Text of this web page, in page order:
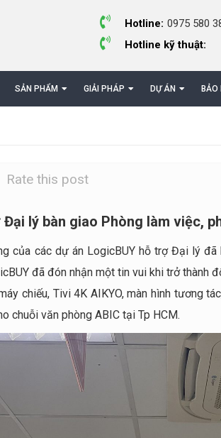
Hotline: 0975 580
Hotline kỹ thuật:
SẢN PHẨM GIẢI PHÁP DỰ ÁN BẢO
Rate this post
lý bàn giao Phòng làm việc,
của các dự án LogicBUY hỗ trợ Đại lý đã
đã đón nhận một tin vui khi trở thành
chiếu, Tivi 4K AIKYO, màn hình tương
chuỗi văn phòng ABIC tại Tp HCM.